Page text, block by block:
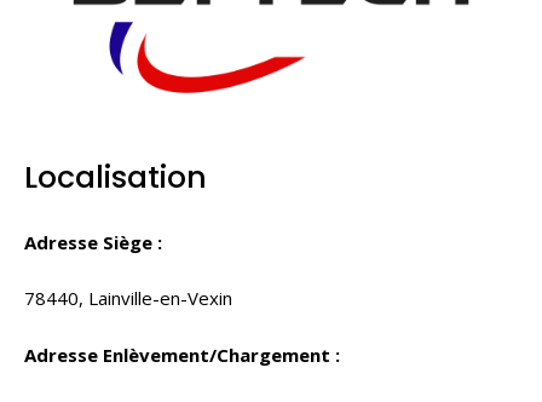
Localisation
Adresse Siège :
78440, Lainville-en-Vexin
Adresse Enlèvement/Chargement :